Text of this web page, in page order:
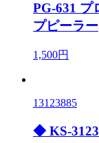
PG-631 プ
プピーラー
1,500円
13123885
◆ KS-